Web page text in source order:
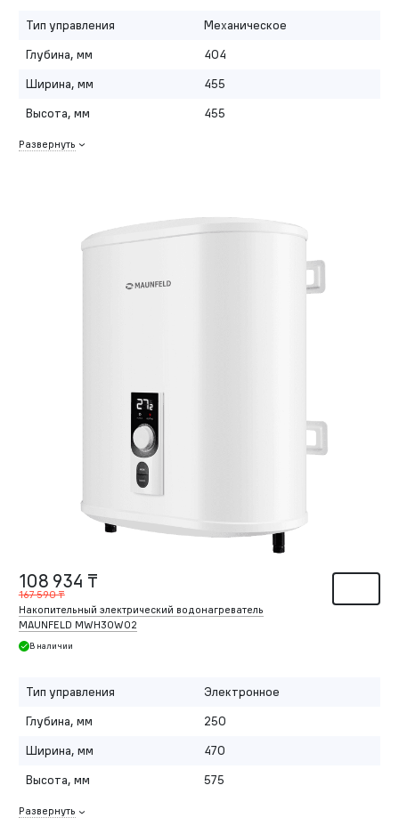
Тип управления
Механическое
Глубина, мм
404
Ширина, мм
455
Высота, мм
455
Развернуть
108 934 ₸
167 590 ₸
Накопительный электрический водонагреватель
MAUNFELD MWH30W02
В наличии
Тип управления
Электронное
Глубина, мм
250
Ширина, мм
470
Высота, мм
575
Развернуть